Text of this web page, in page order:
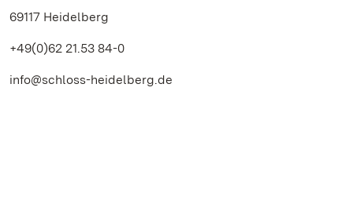
69117 Heidelberg
+49(0)62 21.53 84-0
info@schloss-heidelberg.de